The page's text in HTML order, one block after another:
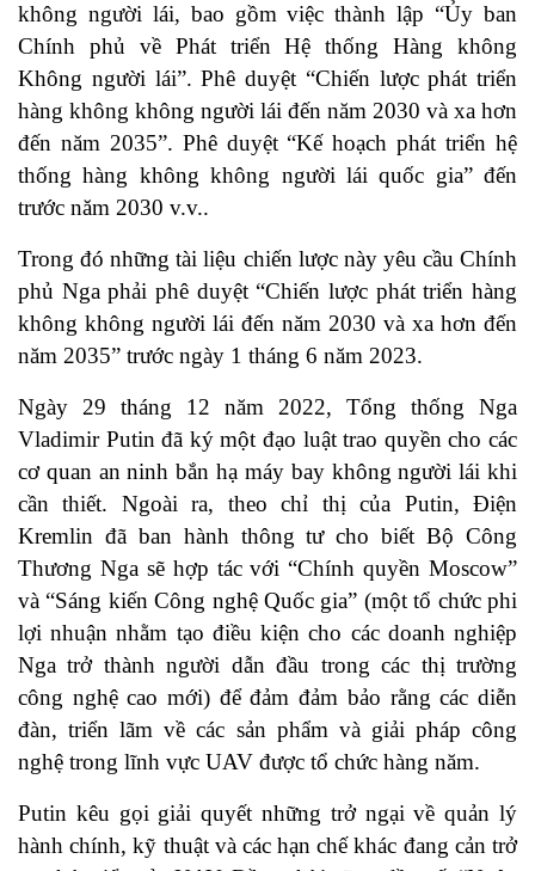
không người lái, bao gồm việc thành lập “Ủy ban
Chính phủ về Phát triển Hệ thống Hàng không
Không người lái”. Phê duyệt “Chiến lược phát triển
hàng không không người lái đến năm 2030 và xa hơn
đến năm 2035”. Phê duyệt “Kế hoạch phát triển hệ
thống hàng không không người lái quốc gia” đến
trước năm 2030 v.v..
Trong đó những tài liệu chiến lược này yêu cầu Chính
phủ Nga phải phê duyệt “Chiến lược phát triển hàng
không không người lái đến năm 2030 và xa hơn đến
năm 2035” trước ngày 1 tháng 6 năm 2023.
Ngày 29 tháng 12 năm 2022, Tổng thống Nga
Vladimir Putin đã ký một đạo luật trao quyền cho các
cơ quan an ninh bắn hạ máy bay không người lái khi
cần thiết. Ngoài ra, theo chỉ thị của Putin, Điện
Kremlin đã ban hành thông tư cho biết Bộ Công
Thương Nga sẽ hợp tác với “Chính quyền Moscow”
và “Sáng kiến Công nghệ Quốc gia” (một tổ chức phi
lợi nhuận nhằm tạo điều kiện cho các doanh nghiệp
Nga trở thành người dẫn đầu trong các thị trường
công nghệ cao mới) để đảm đảm bảo rằng các diễn
đàn, triển lãm về các sản phẩm và giải pháp công
nghệ trong lĩnh vực UAV được tổ chức hàng năm.
Putin kêu gọi giải quyết những trở ngại về quản lý
hành chính, kỹ thuật và các hạn chế khác đang cản trở